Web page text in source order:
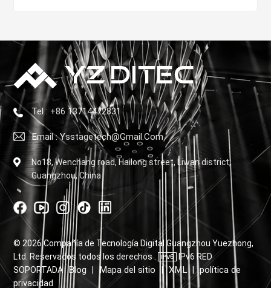
Tel : +86 13714472831
Email : Ysstagetech@gmail.com
No18, Wenchang road, Hailong street, Liwan district,
Guangzhou, China
© 2026 Compañía de Tecnología Digital Guangzhou Yuezhong,
Ltd. Reservados todos los derechos .
IPv6 RED
SOPORTADA Blog | Mapa del sitio | XML |
política de
privacidad